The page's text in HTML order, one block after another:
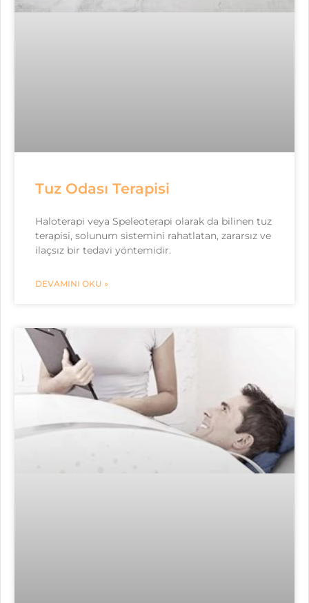
Tuz Odası Terapisi
Haloterapi veya Speleoterapi olarak da bilinen tuz
terapisi, solunum sistemini rahatlatan, zararsız ve
ilaçsız bir tedavi yöntemidir.
DEVAMINI OKU »